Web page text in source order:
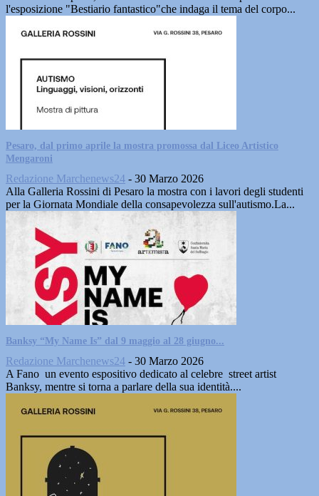
l'esposizione "Bestiario fantastico"che indaga il tema del corpo...
Pesaro, dal primo aprile la mostra promossa dal Liceo Artistico
Mengaroni
Redazione Marchenews24 - 30 Marzo 2026
Alla Galleria Rossini di Pesaro la mostra con i lavori degli studenti
per la Giornata Mondiale della consapevolezza sull'autismo.La...
Banksy “My Name Is” dal 9 maggio al 28 giugno...
Redazione Marchenews24 - 30 Marzo 2026
A Fano un evento espositivo dedicato al celebre street artist
Banksy, mentre si torna a parlare della sua identità....